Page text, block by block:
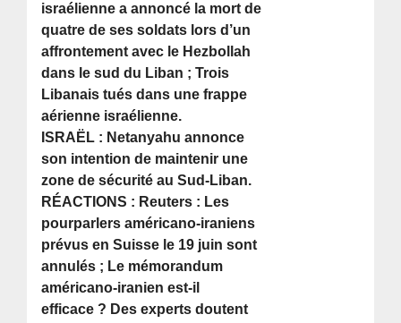
israélienne a annoncé la mort de
quatre de ses soldats lors d’un
affrontement avec le Hezbollah
dans le sud du Liban ; Trois
Libanais tués dans une frappe
aérienne israélienne.
ISRAËL : Netanyahu annonce
son intention de maintenir une
zone de sécurité au Sud-Liban.
RÉACTIONS : Reuters : Les
pourparlers américano-iraniens
prévus en Suisse le 19 juin sont
annulés ; Le mémorandum
américano-iranien est-il
efficace ? Des experts doutent